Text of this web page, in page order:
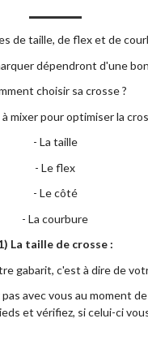
de taille, de flex et de
dépendront d'une
choisir sa crosse ?
mixer pour optimiser la
- La taille
- Le flex
- Le côté
- La courbure
La taille de crosse :
gabarit, c'est à dire de
avec vous au
et vérifiez, si celui-ci